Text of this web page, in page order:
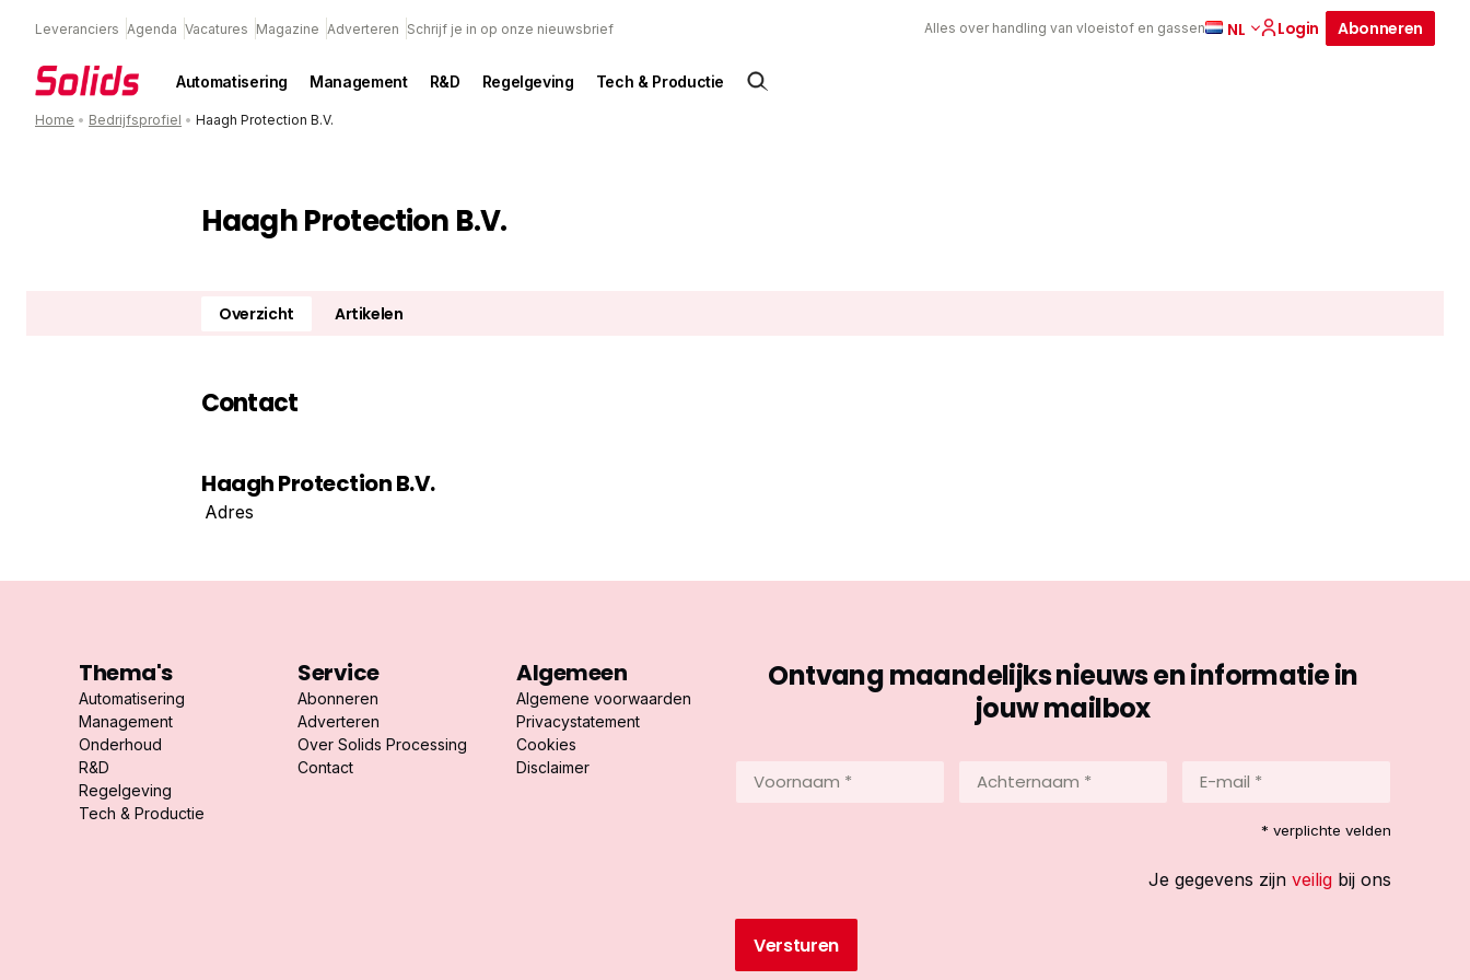
Leveranciers Agenda Vacatures Magazine Adverteren Schrijf je in op onze nieuwsbrief Alles over handling van vloeistof en gassen NL Login Abonneren
Automatisering Management R&D Regelgeving Tech & Productie
Home • Bedrijfsprofiel • Haagh Protection B.V.
Haagh Protection B.V.
Overzicht Artikelen
Contact
Haagh Protection B.V.
Adres
Thema's
Automatisering
Management
Onderhoud
R&D
Regelgeving
Tech & Productie
Service
Abonneren
Adverteren
Over Solids Processing
Contact
Algemeen
Algemene voorwaarden
Privacystatement
Cookies
Disclaimer
Ontvang maandelijks nieuws en informatie in
jouw mailbox
Achternaam
mail
* verplichte velden
Je gegevens zijn veilig bij ons